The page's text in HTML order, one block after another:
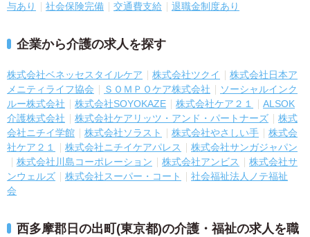
与あり
社会保険完備 交通費支給 退職金制度あり
企業から介護の求人を探す
株式会社ベネッセスタイルケア 株式会社ツクイ
株式会社日本ア
メニティライフ協会
ＳＯＭＰＯケア株式会社
ソーシャルインク
ルー株式会社
株式会社SOYOKAZE 株式会社ケア２１
ALSOK
介護株式会社
株式会社ケアリッツ・アンド・パートナーズ
株式
会社ニチイ学館
株式会社ソラスト 株式会社やさしい手
株式会
社ケア２１
株式会社ニチイケアパレス
株式会社サンガジャパン
株式会社川島コーポレーション
株式会社アンビス
株式会社サ
ンウェルズ
株式会社スーパー・コート
社会福祉法人ノテ福祉
会
西多摩郡日の出町(東京都)の介護・福祉の求人を職